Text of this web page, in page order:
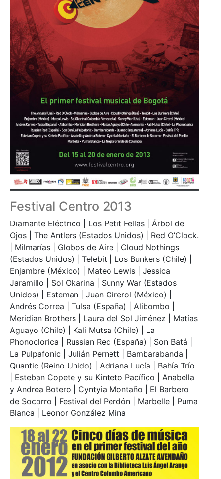
Festival Centro 2013
Diamante Eléctrico | Los Petit Fellas | Árbol de
Ojos | The Antlers (Estados Unidos) | Red O’Clock.
| Milmarías | Globos de Aire | Cloud Nothings
(Estados Unidos) | Telebit | Los Bunkers (Chile) |
Enjambre (México) | Mateo Lewis | Jessica
Jaramillo | Sol Okarina | Sunny War (Estados
Unidos) | Esteman | Juan Cirerol (México) |
Andrés Correa | Tulsa (España) | Alibombo |
Meridian Brothers | Laura del Sol Jiménez | Matías
Aguayo (Chile) | Kali Mutsa (Chile) | La
Phonoclorica | Russian Red (España) | Son Batá |
La Pulpafonic | Julián Pernett | Bambarabanda |
Quantic (Reino Unido) | Adriana Lucía | Bahía Trío
| Esteban Copete y su Kinteto Pacífico | Anabella
y Andrea Botero | Cyntyia Montaño | El Barbero
de Socorro | Festival del Perdón | Marbelle | Puma
Blanca | Leonor González Mina